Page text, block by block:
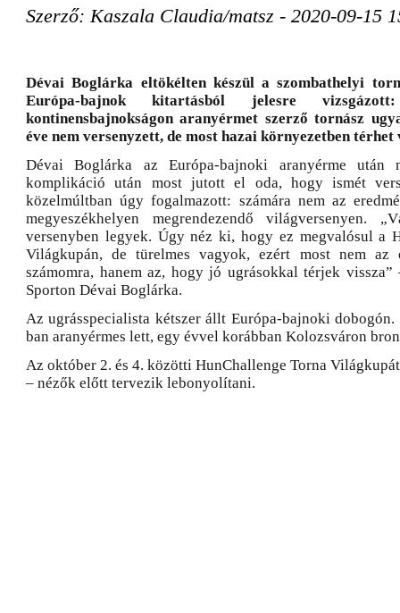
Szerző: Kaszala Claudia/matsz - 2020-09-15
Dévai Boglárka eltökélten készül a szombathelyi
Európa-bajnok kitartásból jelesre
kontinensbajnokságon aranyérmet szerző tornász
éve nem versenyzett, de most hazai környezetben térhet
Dévai Boglárka az Európa-bajnoki aranyérme után
komplikáció után most jutott el oda, hogy ismét
közelmúltban úgy fogalmazott: számára nem az
megyeszékhelyen megrendezendő világversenyen.
versenyben legyek. Úgy néz ki, hogy ez megvalósul a
Világkupán, de türelmes vagyok, ezért most nem az
számomra, hanem az, hogy jó ugrásokkal térjek vissza”
Sporton Dévai Boglárka.
Az ugrásspecialista kétszer állt Európa-bajnoki dobogón.
ban aranyérmes lett, egy évvel korábban Kolozsváron
Az október 2. és 4. közötti HunChallenge Torna
– nézők előtt tervezik lebonyolítani.